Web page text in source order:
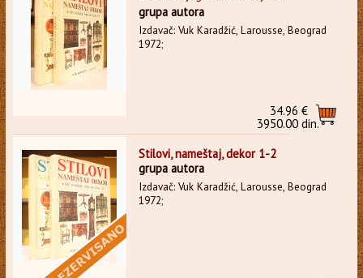
grupa autora
Izdavač: Vuk Karadžić, Larousse, Beograd
1972;
34.96 €
3950.00 din.
Stilovi, nameštaj, dekor 1-2
grupa autora
Izdavač: Vuk Karadžić, Larousse, Beograd
1972;